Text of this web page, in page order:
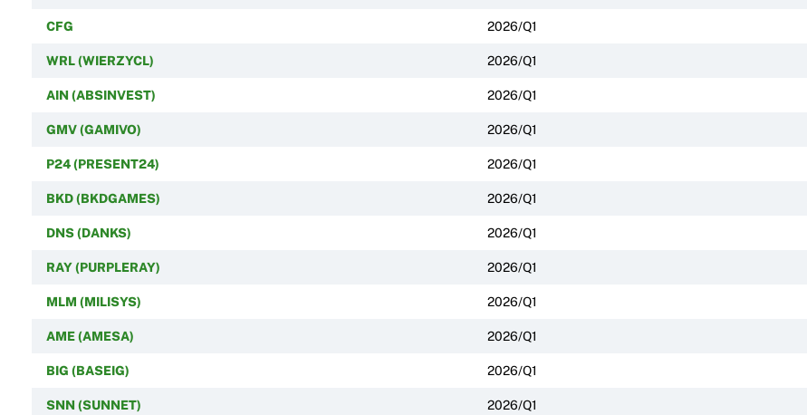
CFG 2026/Q1
WRL (WIERZYCL) 2026/Q1
AIN (ABSINVEST) 2026/Q1
GMV (GAMIVO) 2026/Q1
P24 (PRESENT24) 2026/Q1
BKD (BKDGAMES) 2026/Q1
DNS (DANKS) 2026/Q1
RAY (PURPLERAY) 2026/Q1
MLM (MILISYS) 2026/Q1
AME (AMESA) 2026/Q1
BIG (BASEIG) 2026/Q1
SNN (SUNNET) 2026/Q1